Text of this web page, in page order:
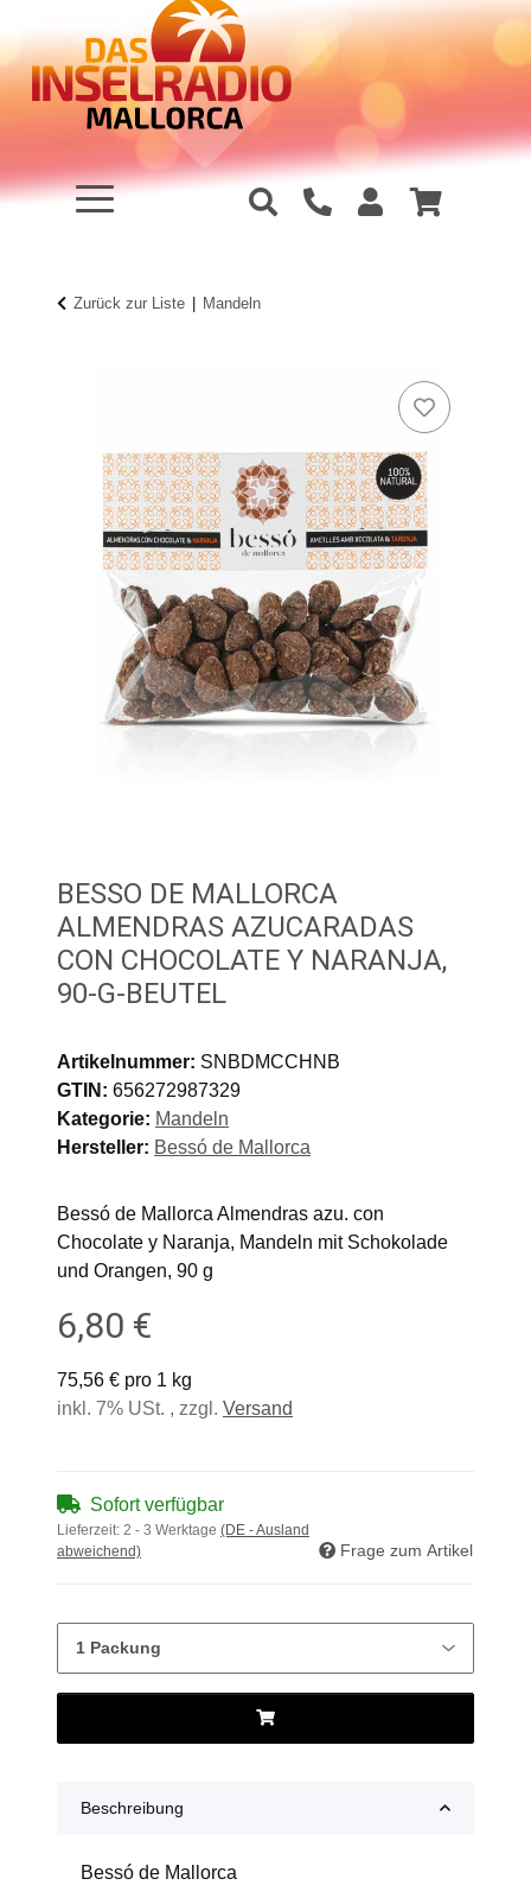
Zurück zur Liste Mandeln
BESSO DE MALLORCA
ALMENDRAS AZUCARADAS
CON CHOCOLATE Y NARANJA,
90-G-BEUTEL
Artikelnummer: SNBDMCCHNB
GTIN: 656272987329
Kategorie: Mandeln
Hersteller: Bessó de Mallorca
Bessó de Mallorca Almendras azu. con
Chocolate y Naranja, Mandeln mit Schokolade
und Orangen, 90 g
6,80 €
75,56 € pro 1 kg
inkl. 7% USt. , zzgl. Versand
Sofort verfügbar
Lieferzeit: 2 - 3 Werktage (DE - Ausland
abweichend)
Frage zum Artikel
Beschreibung
Bessó de Mallorca